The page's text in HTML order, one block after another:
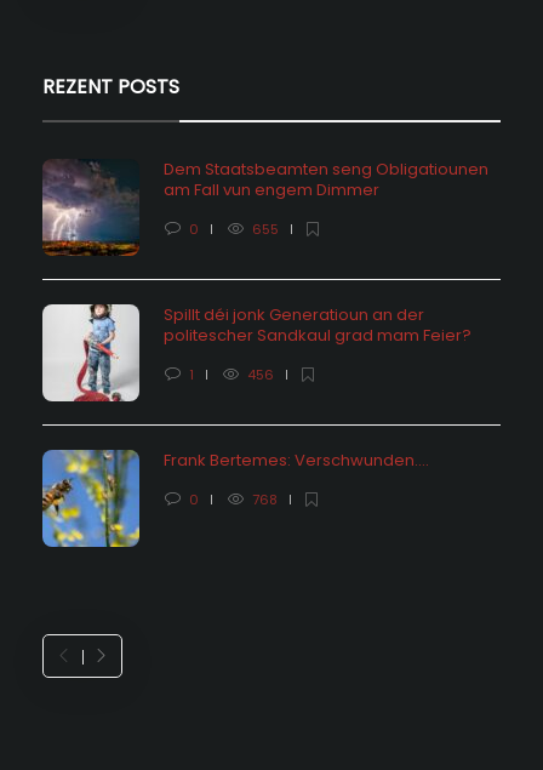
REZENT POSTS
Dem Staatsbeamten seng Obligatiounen
am Fall vun engem Dimmer
0 655
Spillt déi jonk Generatioun an der
politescher Sandkaul grad mam Feier?
1 456
Frank Bertemes: Verschwunden….
0 768